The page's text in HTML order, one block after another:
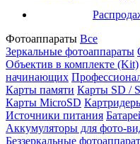
Фотоаппараты Все
Зеркальные фотоаппараты
Объектив в комплекте (Kit)
начинающих
Карты памяти Карты SD /
Карты MicroSD
Источники питания
Аккумуляторы для фото-
Беззеркальные